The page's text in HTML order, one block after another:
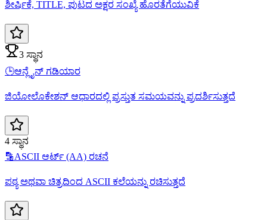
ಶೀರ್ಷಿಕೆ, TITLE, ಪುಟದ ಅಕ್ಷರ ಸಂಖ್ಯೆ ಹೊರತೆಗೆಯುವಿಕೆ
3 ಸ್ಥಾನ
🕒ಆನ್ಲೈನ್ ಗಡಿಯಾರ
ಜಿಯೋಲೊಕೇಶನ್ ಆಧಾರದಲ್ಲಿ ಪ್ರಸ್ತುತ ಸಮಯವನ್ನು ಪ್ರದರ್ಶಿಸುತ್ತದೆ
4 ಸ್ಥಾನ
🔡ASCII ಆರ್ಟ್ (AA) ರಚನೆ
ಪಠ್ಯ ಅಥವಾ ಚಿತ್ರದಿಂದ ASCII ಕಲೆಯನ್ನು ರಚಿಸುತ್ತದೆ